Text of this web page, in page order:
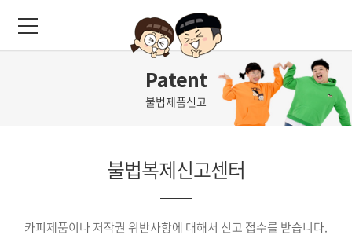
Patent
불법제품신고
불법복제신고센터
카피제품이나 저작권 위반사항에 대해서 신고 접수를 받습니다.